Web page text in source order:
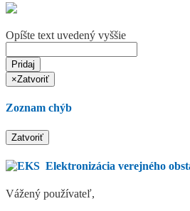
Opíšte text uvedený vyššie
Pridaj
×Zatvoriť
Zoznam chýb
Zatvoriť
Elektronizácia verejného
Vážený používateľ,